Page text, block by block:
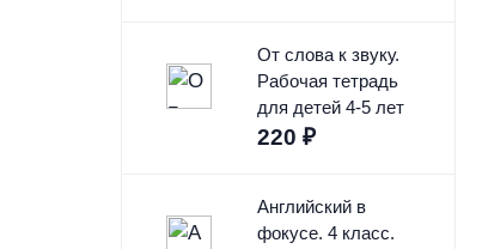
От слова к звуку.
Рабочая тетрадь
для детей 4-5 лет
220 ₽
Английский в
фокусе. 4 класс.